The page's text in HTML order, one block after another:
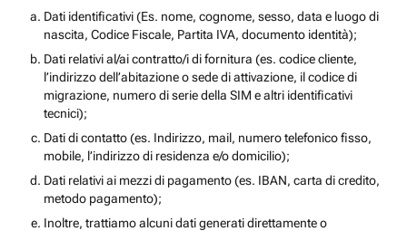
Dati identificativi (Es. nome, cognome, sesso, data e luogo di
nascita, Codice Fiscale, Partita IVA, documento identità);
Dati relativi al/ai contratto/i di fornitura (es. codice cliente,
l’indirizzo dell’abitazione o sede di attivazione, il codice di
migrazione, numero di serie della SIM e altri identificativi
tecnici);
Dati di contatto (es. Indirizzo, mail, numero telefonico fisso,
mobile, l’indirizzo di residenza e/o domicilio);
Dati relativi ai mezzi di pagamento (es. IBAN, carta di credito,
metodo pagamento);
Inoltre, trattiamo alcuni dati generati direttamente o